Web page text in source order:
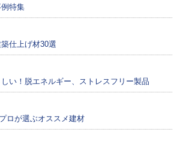
例特集
仕上げ材30選
い！脱エネルギー、ストレスフリー製品
ロが選ぶオススメ建材